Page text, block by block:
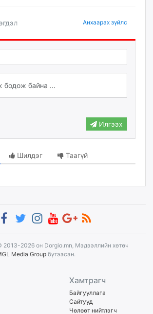
Анхаарах зүйлс
Илгээх
Шилдэг Таагүй
2013-2026 он Dorgio.mn, Мэдээллийн хөтөч
Media Group бүтээсэн.
Хамтрагч
Байгууллага
Сайтууд
Чөлөөт нийтлэгч